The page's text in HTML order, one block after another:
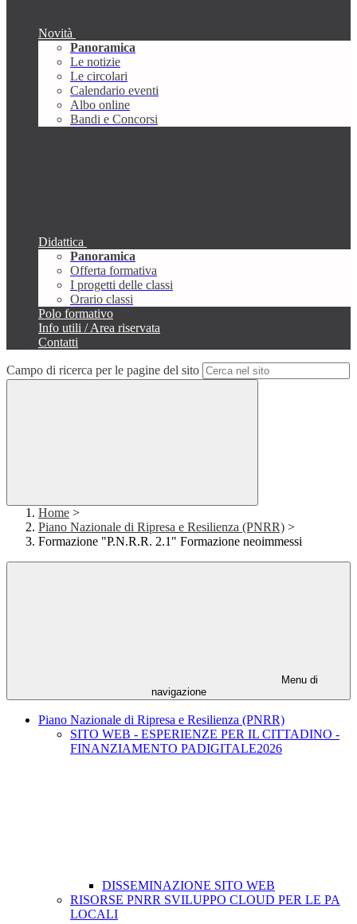
Novità
Panoramica
Le notizie
Le circolari
Calendario eventi
Albo online
Bandi e Concorsi
Didattica
Panoramica
Offerta formativa
I progetti delle classi
Orario classi
Polo formativo
Info utili / Area riservata
Contatti
Campo di ricerca per le pagine del sito
Home >
Piano Nazionale di Ripresa e Resilienza (PNRR) >
Formazione "P.N.R.R. 2.1" Formazione neoimmessi
Menu di
navigazione
Piano Nazionale di Ripresa e Resilienza (PNRR)
SITO WEB - ESPERIENZE PER IL CITTADINO -
FINANZIAMENTO PADIGITALE2026
DISSEMINAZIONE SITO WEB
RISORSE PNRR SVILUPPO CLOUD PER LE PA
LOCALI